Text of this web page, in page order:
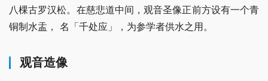
八棵古罗汉松。在慈悲道中间，观音圣像正前方设有一个青
铜制水盂， 名「千处应」，为参学者供水之用。
观音造像